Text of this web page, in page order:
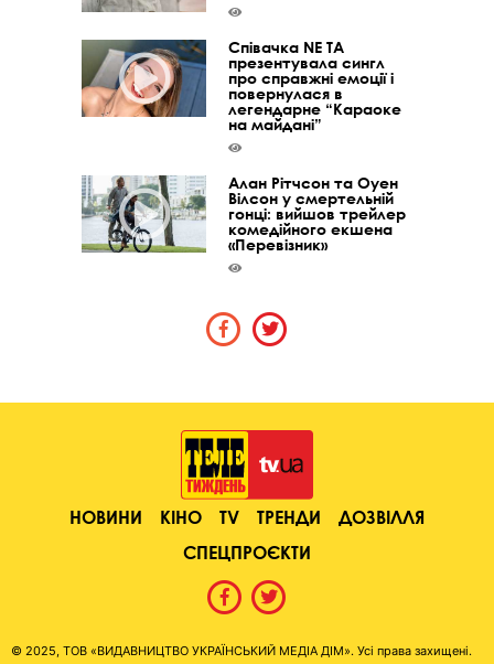
Співачка NE TA
презентувала сингл
про справжні емоції і
повернулася в
легендарне “Караоке
на майдані”
Алан Рітчсон та Оуен
Вілсон у смертельній
гонці: вийшов трейлер
комедійного екшена
«Перевізник»
НОВИНИ КІНО TV ТРЕНДИ
ДОЗВІЛЛЯ
СПЕЦПРОЄКТИ
© 2025, ТОВ «ВИДАВНИЦТВО УКРАЇНСЬКИЙ МЕДІА ДІМ». Усі права захищені.